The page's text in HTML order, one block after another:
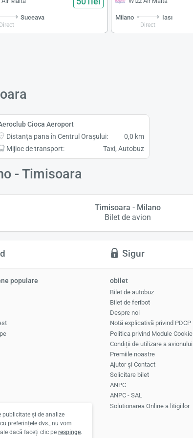
Suceava Milano
Direct
Iası
Cioca Aeroport
Distanța pana în Centrul Orașului:
0,0 km
Mijloc de transport:
Taxi, Autobuz
- Timisoara
Timisoara - Milano
Bilet de avion
Sigur
populare obilet
Bilet de autobuz
Bilet de feribot
Despre noi
Notă explicativă privind PDCP
Politica privind Module Cookie
Condiții de utilizare a avionului
Premiile noastre
Ajutor și Contact
Solicitare bilet
ANPC
ANPC - SAL
Solutionarea Online a litigiilor
publicitate și de analize
preferințele dvs., nu vom
dacă faceți clic pe respinge.